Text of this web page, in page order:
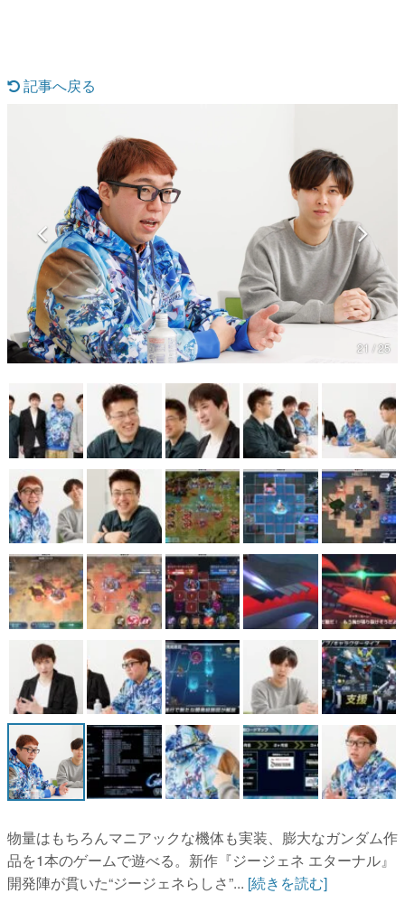
ゲームが変えた日本語
「経験値」「裏技」「ラスボス」… ゲームにまつわる言葉
の起源や用法の変遷を、コンピューター文化史研究家・タ
イニーP氏が徹底調査。
カテゴリ
特集記事
マンガ
女性向け
アプリレビュー
その他
電ファミニコゲーマーとは？
運営：株式会社マレ
記事へ戻る
21 / 25
物量はもちろんマニアックな機体も実装、膨大なガンダム作
品を1本のゲームで遊べる。新作『ジージェネ エターナル』
開発陣が貫いた“ジージェネらしさ”... [続きを読む]